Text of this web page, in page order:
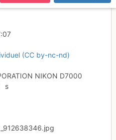
(CC by-nc-nd)
NIKON D7000
s